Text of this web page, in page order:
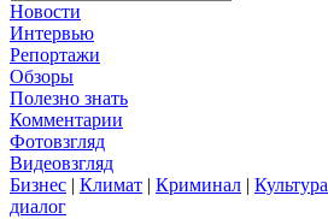
Новости
Интервью
Репортажи
Обзоры
Полезно знать
Комментарии
Фотовзгляд
Видеовзгляд
Бизнес | Климат | Криминал | Культура
диалог